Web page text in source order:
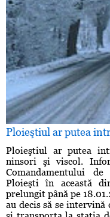
Ploieştiul ar putea
Ploieştiul ar putea
ninsori şi viscol.
Comandamentului
Ploieşti în această
prelungit până pe
au decis să se